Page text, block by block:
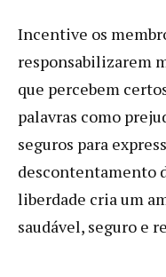
Incentive os
responsabilizarem
que percebem
palavras como
seguros para
descontentamento
liberdade cria um
saudável, seguro e